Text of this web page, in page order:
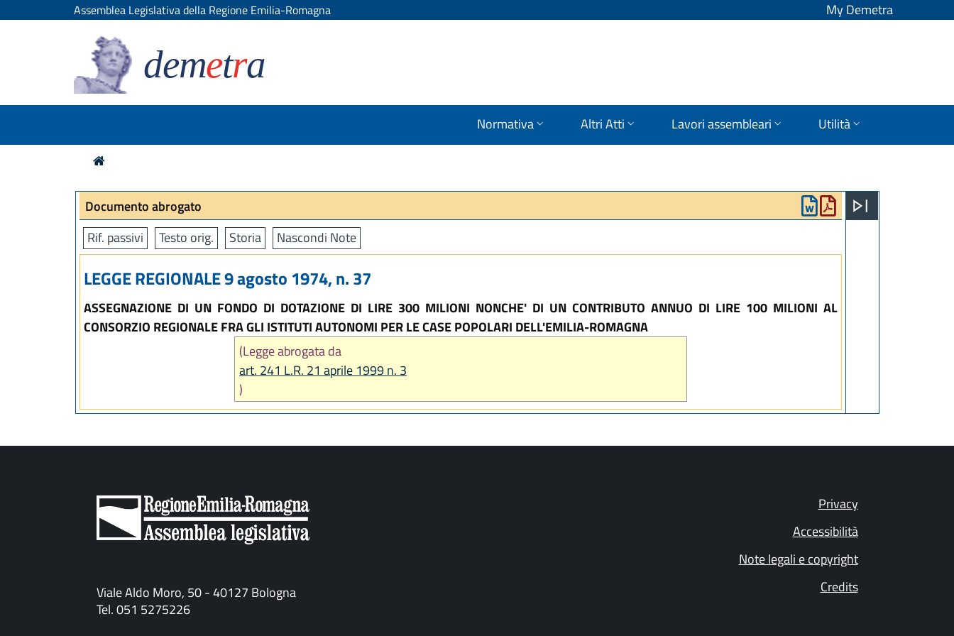
Assemblea Legislativa della Regione Emilia-Romagna My Demetra
demetra
Normativa Altri Atti Lavori assembleari Utilità
Documento abrogato
Rif. passivi
Testo orig. Storia Nascondi Note
LEGGE REGIONALE 9 agosto 1974, n. 37
ASSEGNAZIONE DI UN FONDO DI DOTAZIONE DI LIRE 300 MILIONI NONCHE' DI UN CONTRIBUTO ANNUO DI LIRE 100 MILIONI AL
CONSORZIO REGIONALE FRA GLI ISTITUTI AUTONOMI PER LE CASE POPOLARI DELL'EMILIA-ROMAGNA
(Legge abrogata da
art. 241 L.R. 21 aprile 1999 n. 3
)
Viale Aldo Moro, 50 - 40127 Bologna
Tel. 051 5275226
Privacy
Accessibilità
Note legali e copyright
Credits